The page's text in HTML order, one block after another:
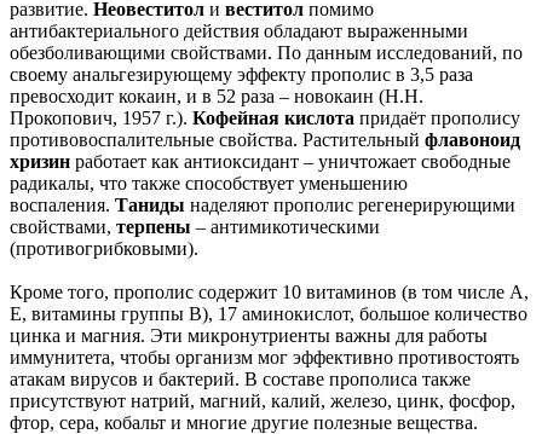
развитие. Неовеститол и веститол помимо
антибактериального действия обладают выраженными
обезболивающими свойствами. По данным исследований, по
своему анальгезирующему эффекту прополис в 3,5 раза
превосходит кокаин, и в 52 раза – новокаин (Н.Н.
Прокопович, 1957 г.). Кофейная кислота придаёт прополису
противовоспалительные свойства. Растительный флавоноид
хризин работает как антиоксидант – уничтожает свободные
радикалы, что также способствует уменьшению
воспаления. Таниды наделяют прополис регенерирующими
свойствами, терпены – антимикотическими
(противогрибковыми).
Кроме того, прополис содержит 10 витаминов (в том числе A,
E, витамины группы B), 17 аминокислот, большое количество
цинка и магния. Эти микронутриенты важны для работы
иммунитета, чтобы организм мог эффективно противостоять
атакам вирусов и бактерий. В составе прополиса также
присутствуют натрий, магний, калий, железо, цинк, фосфор,
фтор, сера, кобальт и многие другие полезные вещества.